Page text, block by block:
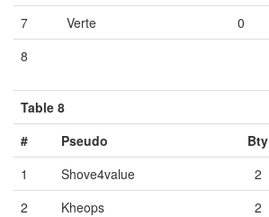
7
Verte 0
8
Table 8
#
Pseudo Bty
1
Shove4value 2
2
Kheops 2